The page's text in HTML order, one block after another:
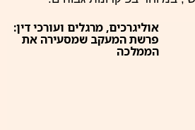
אוליגרכים, מרגלים ועורכי דין:
פרשת המעקב שמסעירה את
הממלכה